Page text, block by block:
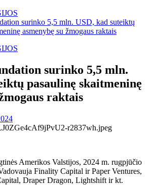
surinko 5,5 mln. USD, kad suteiktų
asmenybę su žmogaus raktais
surinko 5,5 mln.
pasaulinę skaitmeninę
raktais
Amerikos Valstijos, 2024 m. rugpjūčio
Finality Capital ir Paper Ventures,
Draper Dragon, Lightshift ir kt.